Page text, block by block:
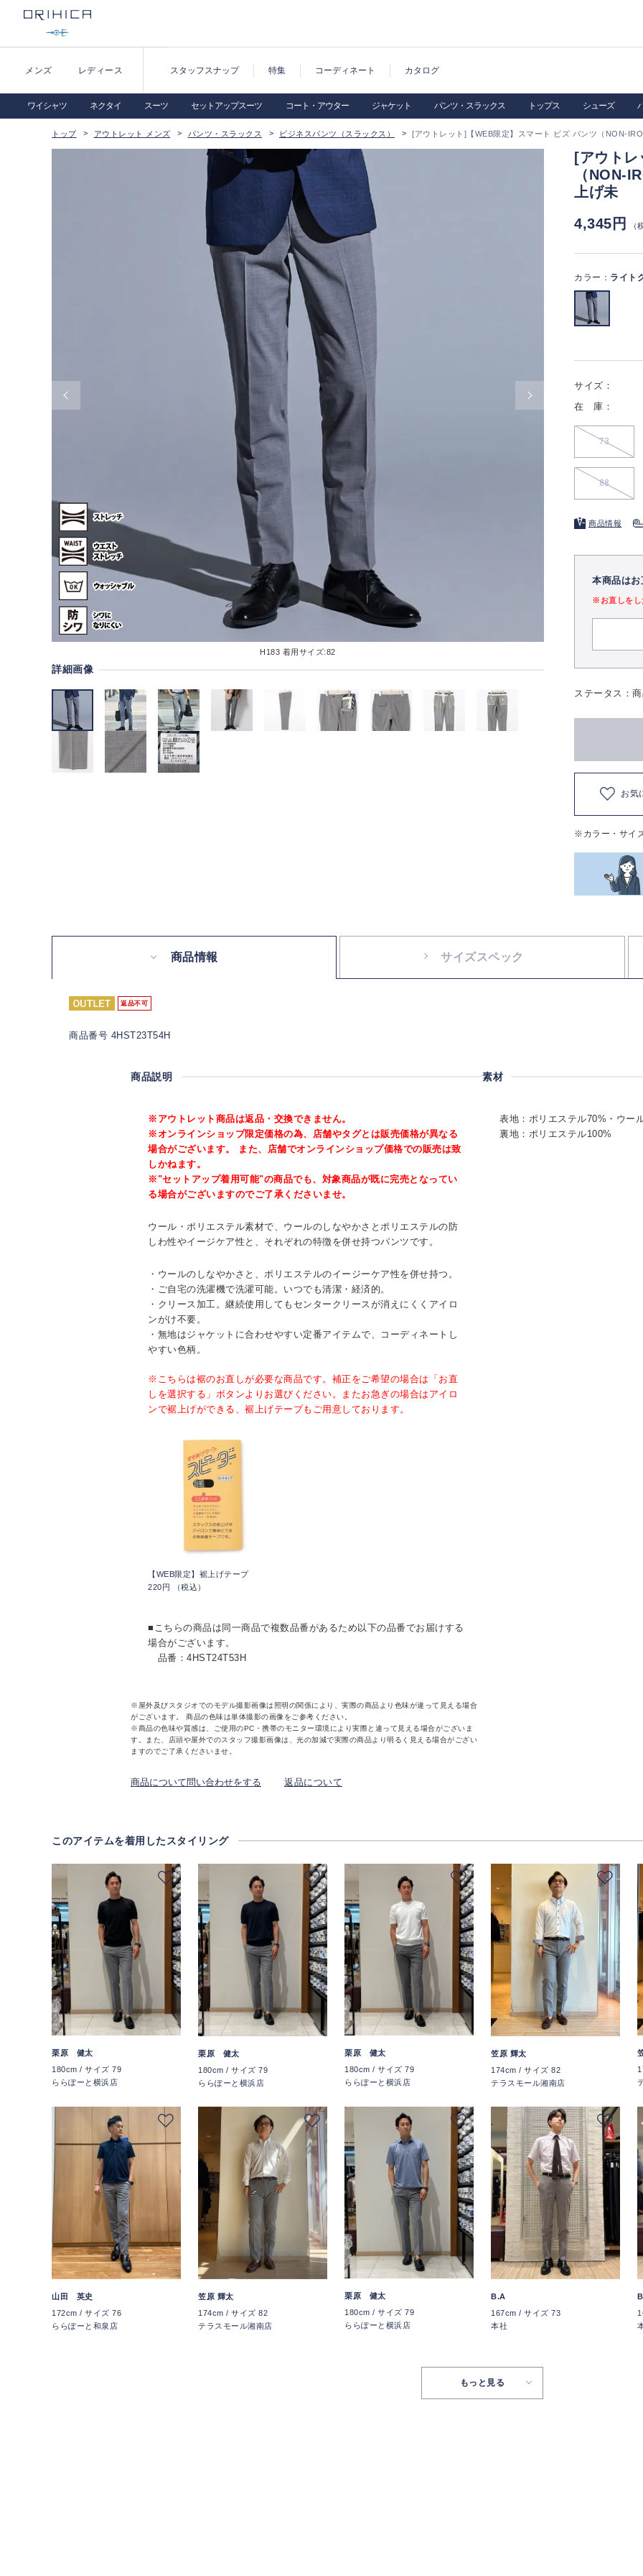
メンズ レディース スタッフスナップ 特集 コーディネート カタログ
ワイシャツ ネクタイ スーツ セットアップスーツ コート・アウター ジャケット パンツ・スラックス トップス シューズ
トップ アウトレット メンズ パンツ・スラックス ビジネスパンツ（スラックス） [アウトレット]【WEB限定】スマート ビズ パンツ（NON-
H183 着用サイズ:82
詳細画像
[アウト
（NON-
上げ未
4,345円
（
カラー： ライト
サイズ：
在 庫：
73
88
商品情報
本商品は
※お直しをし
ステータス：
お気
※カラー・サイ
商品情報 サイズスペック
返品不可
商品番号 4HST23T54H
商品説明
※アウトレット商品は返品・交換できません。
※オンラインショップ限定価格の為、店舗やタグとは販売価格が異なる
場合がございます。 また、店舗でオンラインショップ価格での販売は致
しかねます。
※"セットアップ着用可能"の商品でも、対象商品が既に完売となってい
る場合がございますのでご了承くださいませ。
ウール・ポリエステル素材で、ウールのしなやかさとポリエステルの防
しわ性やイージケア性と、それぞれの特徴を併せ持つパンツです。
・ウールのしなやかさと、ポリエステルのイージーケア性を併せ持つ。
・ご自宅の洗濯機で洗濯可能。いつでも清潔・経済的。
・クリース加工。継続使用してもセンタークリースが消えにくくアイロ
ンがけ不要。
・無地はジャケットに合わせやすい定番アイテムで、コーディネートし
やすい色柄。
※こちらは裾のお直しが必要な商品です。補正をご希望の場合は「お直
しを選択する」ボタンよりお選びください。またお急ぎの場合はアイロ
ンで裾上げができる、裾上げテープもご用意しております。
【WEB限定】裾上げテープ
220円 （税込）
■こちらの商品は同一商品で複数品番があるため以下の品番でお届けする
場合がございます。
品番：4HST24T53H
※屋外及びスタジオでのモデル撮影画像は照明の関係により、実際の商品より色味が違って見える場合
がございます。 商品の色味は単体撮影の画像をご参考ください。
※商品の色味や質感は、ご使用のPC・携帯のモニター環境により実際と違って見える場合がございま
す。また、店頭や屋外でのスタッフ撮影画像は、光の加減で実際の商品より明るく見える場合がござい
ますのでご了承くださいませ。
商品について問い合わせをする 返品について
素材
表地：ポリエステル70%・ウー
裏地：ポリエステル100%
このアイテムを着用したスタイリング
栗原 健太
180cm / サイズ 79
ららぽーと横浜店
栗原 健太
180cm / サイズ 79
ららぽーと横浜店
栗原 健太
180cm / サイズ 79
ららぽーと横浜店
笠原 輝太
174cm / サイズ 82
テラスモール湘南店
山田 英史
172cm / サイズ 76
ららぽーと和泉店
笠原 輝太
174cm / サイズ 82
テラスモール湘南店
栗原 健太
180cm / サイズ 79
ららぽーと横浜店
B.A
167cm / サイズ 73
本社
もっと見る